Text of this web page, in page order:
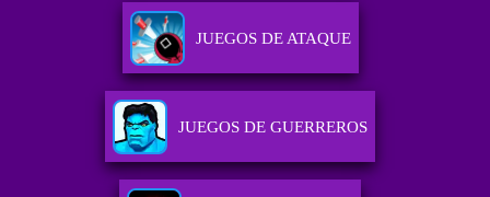
JUEGOS DE ATAQUE
JUEGOS DE GUERREROS